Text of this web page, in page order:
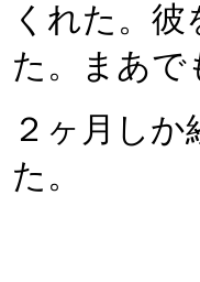
くれた。
た。まあで
２ヶ月し
た。